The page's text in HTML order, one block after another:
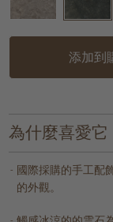
添加到
為什麼喜愛它
國際採購的手工配
的外觀。